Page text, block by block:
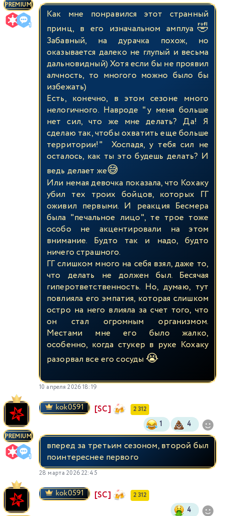
PREMIUM
Как мне понравился этот странный
принц, в его изначальном амплуа 🤣
Забавный, на дурачка похож, но
оказывается далеко не глупый и весьма
дальновидный) Хотя если бы не проявил
алчность, то многого можно было бы
избежать)
Есть, конечно, в этом сезоне много
нелогичного. Навроде "у меня больше
нет сил, что же мне делать? Да! Я
сделаю так, чтобы охватить еще больше
территории!" Хоспадя, у тебя сил не
осталось, как ты это будешь делать? И
ведь делает же😅
Или немая девочка показала, что Кохаку
убил тех троих бойцов, которых ГГ
оживил первыми. И реакция Бесмера
была "печальное лицо", те трое тоже
особо не акцентировали на этом
внимание. Будто так и надо, будто
ничего страшного.
ГГ слишком много на себя взял, даже то,
что делать не должен был. Бесячая
гиперответственность. Но, думаю, тут
повлияла его эмпатия, которая слишком
остро на него влияла за счет того, что
он стал огромным организмом.
Местами мне его было жалко,
особенно, когда стукер в руке Кохаку
разорвал все его сосуды 😭
10 апреля 2026 18:19
PREMIUM
kok0591 [SC] 2 312
1 4
вперед за третьим сезоном, второй был
поинтереснее первого
28 марта 2026 22:45
kok0591 [SC] 2 312
4